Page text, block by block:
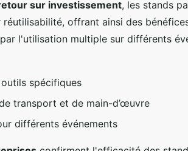
sur investissement, les stands
offrant ainsi des
l'utilisation multiple sur différents
spécifiques
transport et de main-d’œuvre
différents événements